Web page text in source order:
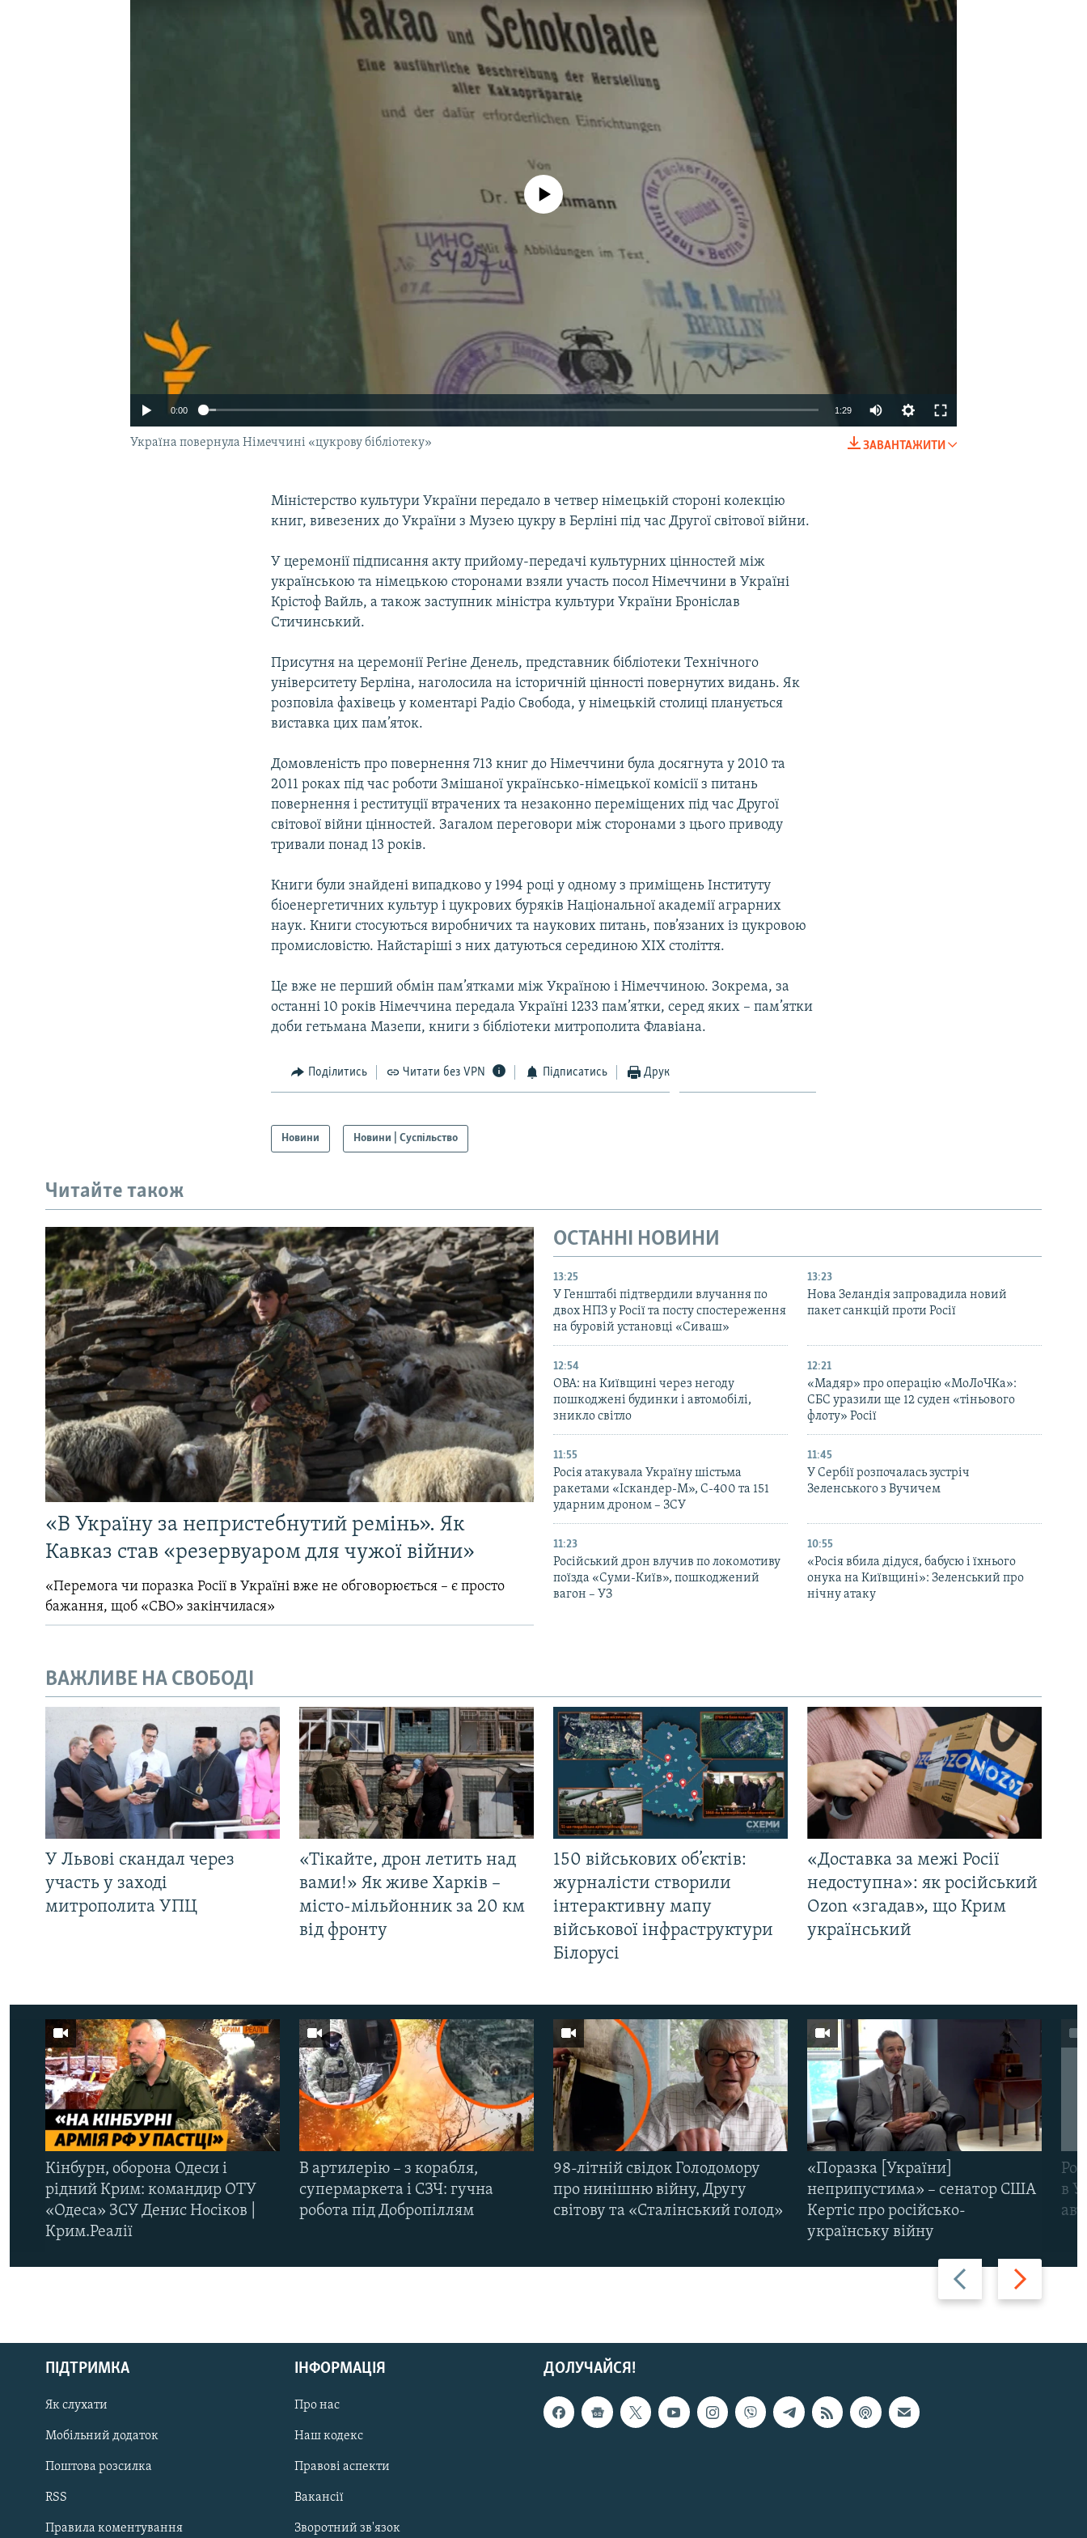
РУС
ДОЛУЧАЙСЯ!
No media source currently available
0:00 1:29
ЗАВАНТАЖИТИ
Україна повернула Німеччині «цукрову бібліотеку»
Міністерство культури України передало в четвер німецькій стороні колекцію
книг, вивезених до України з Музею цукру в Берліні під час Другої світової війни.
У церемонії підписання акту прийому-передачі культурних цінностей між
українською та німецькою сторонами взяли участь посол Німеччини в Україні
Крістоф Вайль, а також заступник міністра культури України Броніслав
Стичинський.
Присутня на церемонії Реґіне Денель, представник бібліотеки Технічного
університету Берліна, наголосила на історичній цінності повернутих видань. Як
розповіла фахівець у коментарі Радіо Свобода, у німецькій столиці планується
виставка цих пам’яток.
Домовленість про повернення 713 книг до Німеччини була досягнута у 2010 та
2011 роках під час роботи Змішаної українсько-німецької комісії з питань
повернення і реституції втрачених та незаконно переміщених під час Другої
світової війни цінностей. Загалом переговори між сторонами з цього приводу
тривали понад 13 років.
Книги були знайдені випадково у 1994 році у одному з приміщень Інституту
біоенергетичних культур і цукрових буряків Національної академії аграрних
наук. Книги стосуються виробничих та наукових питань, пов’язаних із цукровою
промисловістю. Найстаріші з них датуються серединою XIX століття.
Це вже не перший обмін пам’ятками між Україною і Німеччиною. Зокрема, за
останні 10 років Німеччина передала Україні 1233 пам’ятки, серед яких – пам’ятки
доби гетьмана Мазепи, книги з бібліотеки митрополита Флавіана.
Поділитись Читати без VPN Підписатись Друк
Новини Новини | Суспільство
Читайте також
«В Україну за непристебнутий ремінь». Як
Кавказ став «резервуаром для чужої війни»
«Перемога чи поразка Росії в Україні вже не обговорюється – є просто
бажання, щоб «СВО» закінчилася»
ОСТАННІ НОВИНИ
13:25
У Генштабі підтвердили влучання по
двох НПЗ у Росії та посту спостереження
на буровій установці «Сиваш»
13:23
Нова Зеландія запровадила новий
пакет санкцій проти Росії
12:54
ОВА: на Київщині через негоду
пошкоджені будинки і автомобілі,
зникло світло
12:21
«Мадяр» про операцію «МоЛоЧКа»:
СБС уразили ще 12 суден «тіньового
флоту» Росії
11:55
Росія атакувала Україну шістьма
ракетами «Іскандер-М», С-400 та 151
ударним дроном – ЗСУ
11:45
У Сербії розпочалась зустріч
Зеленського з Вучичем
11:23
Російський дрон влучив по локомотиву
поїзда «Суми-Київ», пошкоджений
вагон – УЗ
10:55
«Росія вбила дідуся, бабусю і їхнього
онука на Київщині»: Зеленський про
нічну атаку
ВАЖЛИВЕ НА СВОБОДІ
У Львові скандал через
участь у заході
митрополита УПЦ
«Тікайте, дрон летить над
вами!» Як живе Харків –
місто-мільйонник за 20 км
від фронту
150 військових об’єктів:
журналісти створили
інтерактивну мапу
військової інфраструктури
Білорусі
«Доставка за межі Росії
недоступна»: як російський
Ozon «згадав», що Крим
український
Назад Вперед
Кінбурн, оборона Одеси і
рідний Крим: командир ОТУ
«Одеса» ЗСУ Денис Носіков |
Крим.Реалії
В артилерію – з корабля,
супермаркета і СЗЧ: гучна
робота під Добропіллям
98-літній свідок Голодомору
про нинішню війну, Другу
світову та «Сталінський голод»
«Поразка [України]
неприпустима» – сенатор США
Кертіс про російсько-
українську війну
в
ДОЛУЧАЙСЯ!
ПІДТРИМКА
Як слухати
Мобільний додаток
Поштова розсилка
RSS
Правила коментування
ІНФОРМАЦІЯ
Про нас
Наш кодекс
Правові аспекти
Вакансії
Зворотний зв'язок